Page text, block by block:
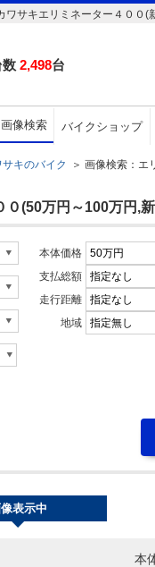
サキエリミネーター４００(
数 2,498台
画像検索 バイクショップ
サキのバイク ＞ 画像検索：エ
０(50万円～100万円,
本体価格
支払総額
走行距離
地域
本
表示中